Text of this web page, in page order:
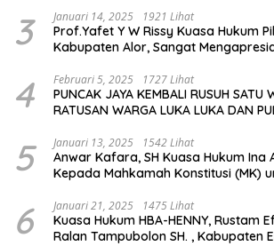
3 Januari 14, 2025 1921 Lihat
Prof.Yafet Y W Rissy Kuasa Hukum
Kabupaten Alor, Sangat
dan Bapak Rey Mencabut
4 Februari 5, 2025 1727 Lihat
PUNCAK JAYA KEMBALI RUSUH SATU
RATUSAN WARGA LUKA LUKA DAN
5 Januari 13, 2025 1542 Lihat
Anwar Kafara, SH Kuasa Hukum Ina
Kepada Mahkamah Konstitusi (MK)
6 Januari 21, 2025 1475 Lihat
Kuasa Hukum HBA-HENNY, Rustam
Ralan Tampubolon SH. , Kabupaten